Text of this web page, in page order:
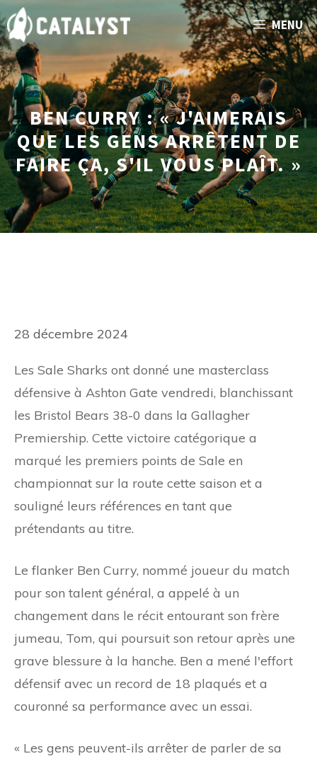
Aller
au
contenu
MENU
BEN CURRY : « J'AIMERAIS
QUE LES GENS ARRÊTENT DE
FAIRE ÇA, S'IL VOUS PLAÎT. »
28 décembre 2024
Les Sale Sharks ont donné une masterclass
défensive à Ashton Gate vendredi, blanchissant
les Bristol Bears 38-0 dans la Gallagher
Premiership. Cette victoire catégorique a
marqué les premiers points de Sale en
championnat sur la route cette saison et a
souligné leurs références en tant que
prétendants au titre.
Le flanker Ben Curry, nommé joueur du match
pour son talent général, a appelé à un
changement dans le récit entourant son frère
jumeau, Tom, qui poursuit son retour après une
grave blessure à la hanche. Ben a mené l'effort
défensif avec un record de 18 plaqués et a
couronné sa performance avec un essai.
« Les gens peuvent-ils arrêter de parler de sa